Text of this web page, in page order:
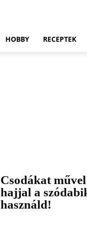
HOBBY RECEPTEK
Csodákat
hajjal a
használd!